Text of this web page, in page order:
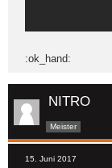
:ok_hand:
NITRO
Meister
15. Juni 2017